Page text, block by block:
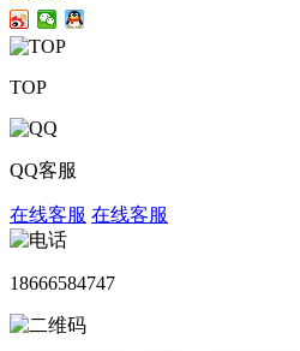
TOP
QQ客服
在线客服 在线客服
18666584747